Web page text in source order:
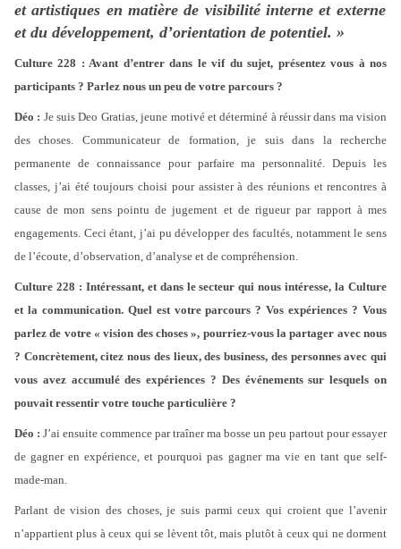
et artistiques en matière de visibilité interne et externe
et du développement, d’orientation de potentiel. »
Culture 228 : Avant d’entrer dans le vif du sujet, présentez vous à nos
participants ? Parlez nous un peu de votre parcours ?
Déo : Je suis Deo Gratias, jeune motivé et déterminé à réussir dans ma vision
des choses. Communicateur de formation, je suis dans la recherche
permanente de connaissance pour parfaire ma personnalité. Depuis les
classes, j’ai été toujours choisi pour assister à des réunions et rencontres à
cause de mon sens pointu de jugement et de rigueur par rapport à mes
engagements. Ceci étant, j’ai pu développer des facultés, notamment le sens
de l’écoute, d’observation, d’analyse et de compréhension.
Culture 228 : Intéressant, et dans le secteur qui nous intéresse, la Culture
et la communication. Quel est votre parcours ? Vos expériences ? Vous
parlez de votre « vision des choses », pourriez-vous la partager avec nous
? Concrètement, citez nous des lieux, des business, des personnes avec qui
vous avez accumulé des expériences ? Des événements sur lesquels on
pouvait ressentir votre touche particulière ?
Déo : J’ai ensuite commence par traîner ma bosse un peu partout pour essayer
de gagner en expérience, et pourquoi pas gagner ma vie en tant que self-
made-man.
Parlant de vision des choses, je suis parmi ceux qui croient que l’avenir
n’appartient plus à ceux qui se lèvent tôt, mais plutôt à ceux qui ne dorment